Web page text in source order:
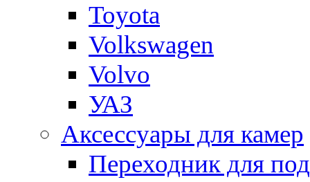
Toyota
Volkswagen
Volvo
УАЗ
Аксессуары для камер
Переходник для